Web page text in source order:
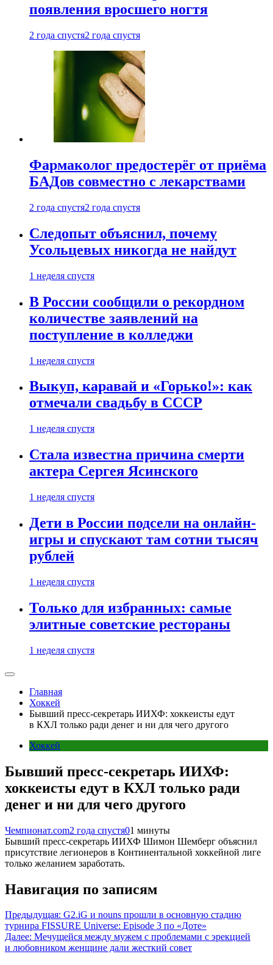
появления вросшего ногтя
2 года спустя2 года спустя
Фармаколог предостерёг от приёма
БАДов совместно с лекарствами
2 года спустя2 года спустя
Следопыт объяснил, почему
Усольцевых никогда не найдут
1 неделя спустя
В России сообщили о рекордном
количестве заявлений на
поступление в колледжи
1 неделя спустя
Выкуп, каравай и «Горько!»: как
отмечали свадьбу в СССР
1 неделя спустя
Стала известна причина смерти
актера Сергея Ясинского
1 неделя спустя
Дети в России подсели на онлайн-
игры и спускают там сотни тысяч
рублей
1 неделя спустя
Только для избранных: самые
элитные советские рестораны
1 неделя спустя
Главная
Хоккей
Бывший пресс-секретарь ИИХФ: хоккеисты едут
в КХЛ только ради денег и ни для чего другого
Хоккей
Бывший пресс-секретарь ИИХФ:
хоккеисты едут в КХЛ только ради
денег и ни для чего другого
Чемпионат.com2 года спустя01 минуты
Бывший пресс-секретарь ИИХФ Шимон Шемберг объяснил
присутствие легионеров в Континентальной хоккейной лиге
только желанием заработать.
Навигация по записям
Предыдущая: G2.iG и nouns прошли в основную стадию
турнира FISSURE Universe: Episode 3 по «Доте»
Далее: Мечущейся между мужем с проблемами с эрекцией
и любовником женщине дали жесткий совет